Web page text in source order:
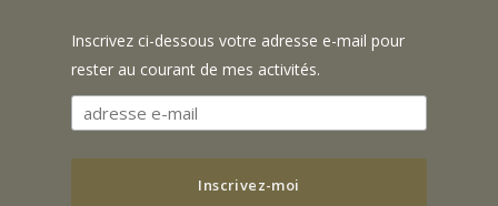
Inscrivez ci-dessous votre adresse e-mail pour
rester au courant de mes activités.